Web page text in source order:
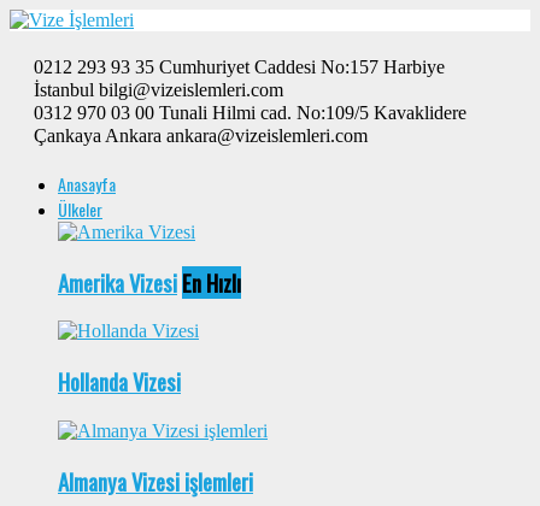
0212 293 93 35 Cumhuriyet Caddesi No:157 Harbiye
İstanbul bilgi@vizeislemleri.com
0312 970 03 00 Tunali Hilmi cad. No:109/5 Kavaklidere
Çankaya Ankara ankara@vizeislemleri.com
Anasayfa
Ülkeler
Amerika VizesiEn Hızlı
Hollanda Vizesi
Almanya Vizesi işlemleri